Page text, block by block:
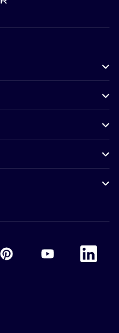
Accor Youtube
Accor